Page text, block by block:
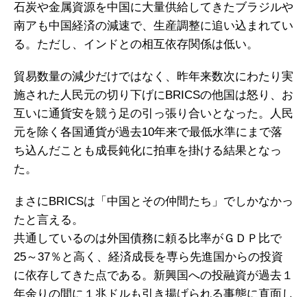
石炭や金属資源を中国に大量供給してきたブラジルや
南アも中国経済の減速で、生産調整に追い込まれてい
る。ただし、インドとの相互依存関係は低い。
貿易数量の減少だけではなく、昨年来数次にわたり実
施された人民元の切り下げにBRICSの他国は怒り、お
互いに通貨安を競う足の引っ張り合いとなった。人民
元を除く各国通貨が過去10年来で最低水準にまで落
ち込んだことも成長鈍化に拍車を掛ける結果となっ
た。
まさにBRICSは「中国とその仲間たち」でしかなかっ
たと言える。
共通しているのは外国債務に頼る比率がＧＤＰ比で
25～37％と高く、経済成長を専ら先進国からの投資
に依存してきた点である。新興国への投融資が過去１
年余りの間に１兆ドルも引き揚げられる事態に直面し